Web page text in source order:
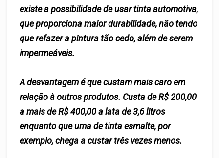
existe a possibilidade de usartinta automotiva,
que proporcionamaior durabilidade, não tendo
que refazer a pintura tão cedo, além de serem
impermeáveis.
A desvantagem é quecustam mais caroem
relação à outros produtos. Custa de R$ 200,00
a mais de R$ 400,00 a lata de 3,6 litros
enquanto que uma de tinta esmalte, por
exemplo, chega a custar três vezes menos.